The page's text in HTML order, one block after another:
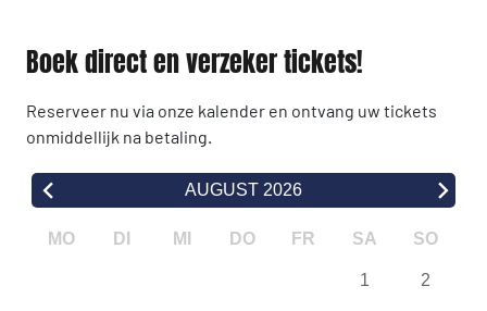
Boek direct en verzeker tickets!
Reserveer nu via onze kalender en ontvang uw tickets
onmiddellijk na betaling.
AUGUST 2026
MO DI MI DO FR SA SO
1 2